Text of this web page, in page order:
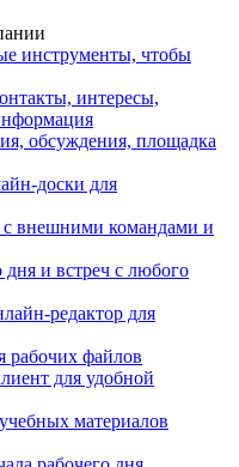
инструменты, чтобы
интересы,
обсуждения, площадка
доски для
с внешними командами и
и встреч с любого
редактор для
рабочих файлов
для удобной
материалов